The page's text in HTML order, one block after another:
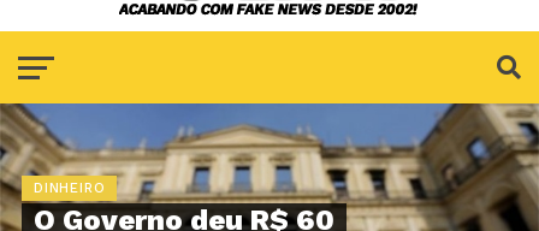
DINHEIRO
O Governo deu R$ 60